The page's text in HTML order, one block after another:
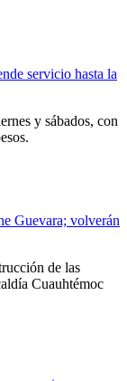
servicio hasta la
y sábados, con
Guevara; volverán
de las
Cuauhtémoc